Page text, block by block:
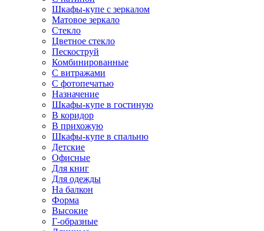
Шкафы-купе с зеркалом
Матовое зеркало
Стекло
Цветное стекло
Пескоструй
Комбинированные
С витражами
С фотопечатью
Назначение
Шкафы-купе в гостиную
В коридор
В прихожую
Шкафы-купе в спальню
Детские
Офисные
Для книг
Для одежды
На балкон
Форма
Высокие
Г-образные